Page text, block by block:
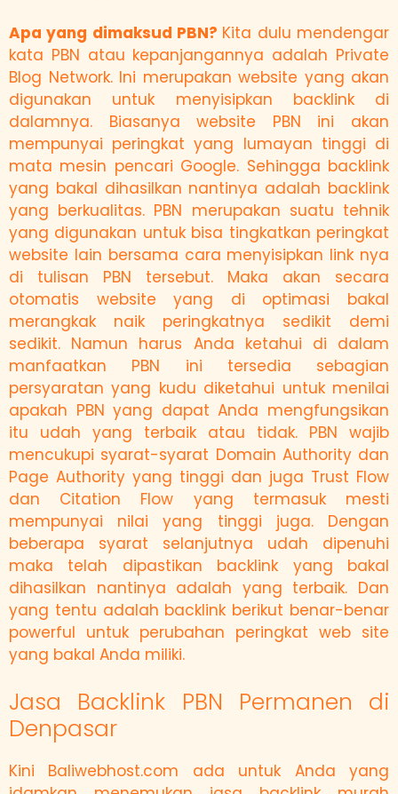
Apa yang dimaksud PBN? Kita dulu mendengar
kata PBN atau kepanjangannya adalah Private
Blog Network. Ini merupakan website yang akan
digunakan untuk menyisipkan backlink di
dalamnya. Biasanya website PBN ini akan
mempunyai peringkat yang lumayan tinggi di
mata mesin pencari Google. Sehingga backlink
yang bakal dihasilkan nantinya adalah backlink
yang berkualitas. PBN merupakan suatu tehnik
yang digunakan untuk bisa tingkatkan peringkat
website lain bersama cara menyisipkan link nya
di tulisan PBN tersebut. Maka akan secara
otomatis website yang di optimasi bakal
merangkak naik peringkatnya sedikit demi
sedikit. Namun harus Anda ketahui di dalam
manfaatkan PBN ini tersedia sebagian
persyaratan yang kudu diketahui untuk menilai
apakah PBN yang dapat Anda mengfungsikan
itu udah yang terbaik atau tidak. PBN wajib
mencukupi syarat-syarat Domain Authority dan
Page Authority yang tinggi dan juga Trust Flow
dan Citation Flow yang termasuk mesti
mempunyai nilai yang tinggi juga. Dengan
beberapa syarat selanjutnya udah dipenuhi
maka telah dipastikan backlink yang bakal
dihasilkan nantinya adalah yang terbaik. Dan
yang tentu adalah backlink berikut benar-benar
powerful untuk perubahan peringkat web site
yang bakal Anda miliki.
Jasa Backlink PBN Permanen di
Denpasar
Kini Baliwebhost.com ada untuk Anda yang